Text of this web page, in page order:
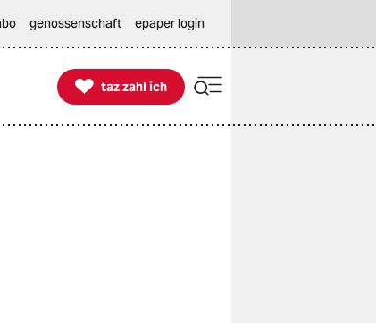
genossenschaft epaper login

taz zahl ich
taz zahl ich